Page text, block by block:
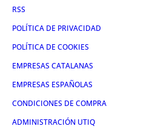
RSS
POLÍTICA DE PRIVACIDAD
POLÍTICA DE COOKIES
EMPRESAS CATALANAS
EMPRESAS ESPAÑOLAS
CONDICIONES DE COMPRA
ADMINISTRACIÓN UTIQ